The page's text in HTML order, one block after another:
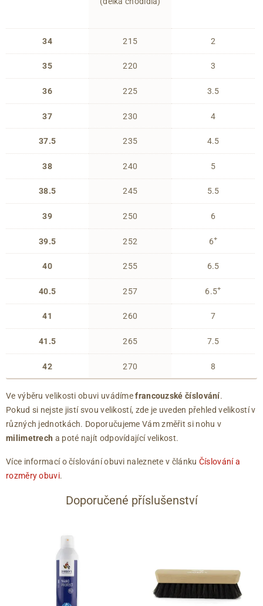
34
35
36
37
37.5
38
38.5
39
39.5
40
40.5
41
41.5
42
215
220
225
230
235
240
245
250
252
255
257
260
265
270
2
3
3.5
4
4.5
5
5.5
6
6+
6.5
6.5+
7
7.5
8
Ve výběru velikosti obuvi uvádímefrancouzské číslování.
Pokud si nejste jistí svou velikostí, zde je uveden přehled velikostí v
různých jednotkách. Doporučujeme Vám změřit si nohu v
milimetrech a poté najít odpovídající velikost.
Více informací o číslování obuvi naleznete v článku Číslování a
rozměry obuvi.
Doporučené příslušenství